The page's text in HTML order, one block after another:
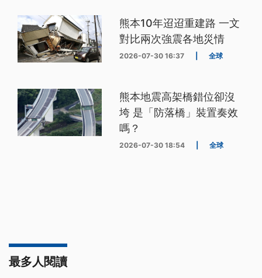
熊本10年迢迢重建路 一文
對比兩次強震各地災情
2026-07-30 16:37 全球
熊本地震高架橋錯位卻沒
垮 是「防落橋」裝置奏效
嗎？
2026-07-30 18:54 全球
最多人閱讀